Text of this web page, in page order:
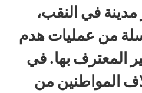
مدينة في النقب،
من عمليات هدم
المعترف بها. في
المواطنين من